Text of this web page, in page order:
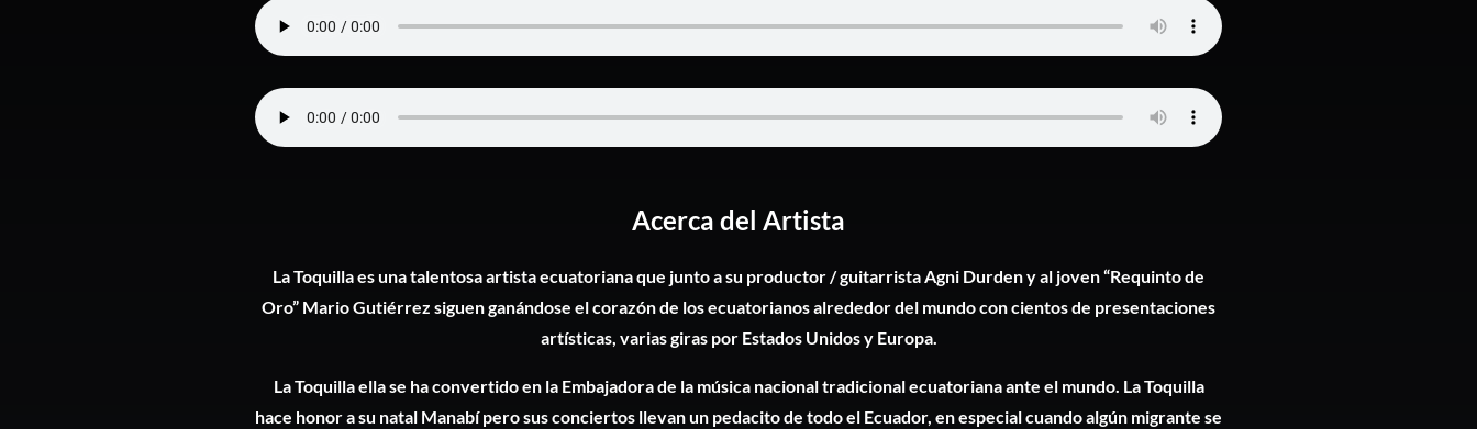
Acerca del Artista
La Toquilla es una talentosa artista ecuatoriana que junto a su productor / guitarrista Agni Durden y al joven “Requinto de
Oro” Mario Gutiérrez siguen ganándose el corazón de los ecuatorianos alrededor del mundo con cientos de presentaciones
artísticas, varias giras por Estados Unidos y Europa.
La Toquilla ella se ha convertido en la Embajadora de la música nacional tradicional ecuatoriana ante el mundo. La Toquilla
hace honor a su natal Manabí pero sus conciertos llevan un pedacito de todo el Ecuador, en especial cuando algún migrante se